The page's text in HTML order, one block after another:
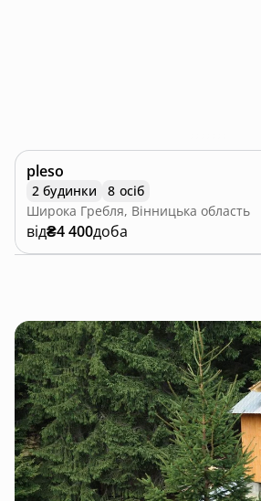
pleso
2 будинки
8 осіб
Широка Гребля, Вінницька область
від₴4 400доба